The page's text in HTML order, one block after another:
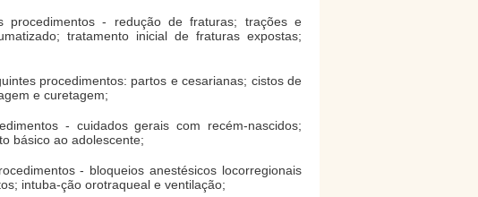
procedimentos - redução de fraturas; trações e
tratamento inicial de fraturas expostas;
procedimentos: partos e cesarianas; cistos de
e curetagem;
- cuidados gerais com recém-nascidos;
básico ao adolescente;
- bloqueios anestésicos locorregionais
intuba-ção orotraqueal e ventilação;